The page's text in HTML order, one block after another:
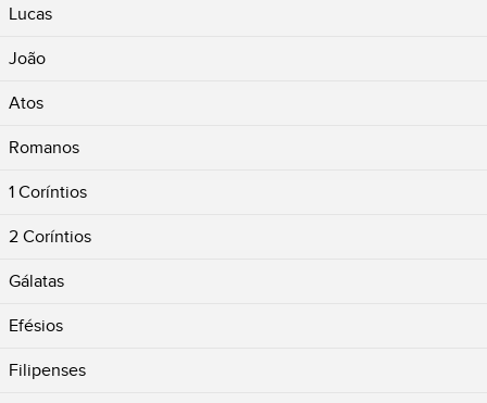
Lucas
João
Atos
Romanos
1 Coríntios
2 Coríntios
Gálatas
Efésios
Filipenses